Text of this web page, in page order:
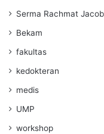
Serma Rachmat
Bekam
fakultas
kedokteran
medis
UMP
workshop